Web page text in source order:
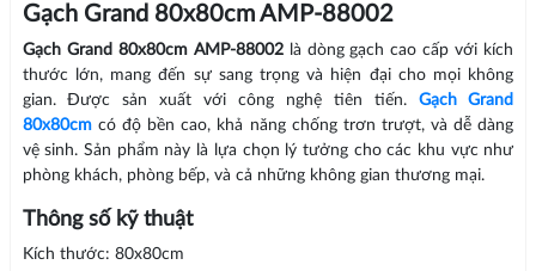
Gạch Grand 80x80cm AMP-88002
Gạch Grand 80x80cm AMP-88002là dòng gạch cao cấp với kích
thước lớn, mang đến sự sang trọng và hiện đại cho mọi không
gian. Được sản xuất với công nghệ tiên tiến. Gạch Grand
80x80cmcó độ bền cao, khả năng chống trơn trượt, và dễ dàng
vệ sinh. Sản phẩm này là lựa chọn lý tưởng cho các khu vực như
phòng khách, phòng bếp, và cả những không gian thương mại.
Thông số kỹ thuật
Kích thước: 80x80cm